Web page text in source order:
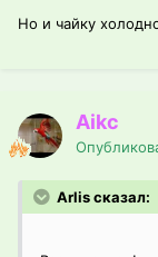
Но и чайку
Aikc
Arlis сказал: